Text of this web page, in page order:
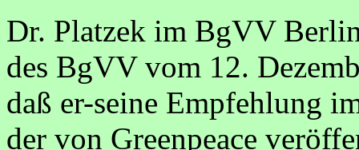
Dr. Platzek im BgVV
des BgVV vom 12.
daß er-seine Empfehlung
der von Greenpeace